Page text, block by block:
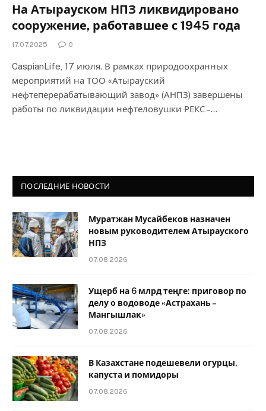
На Атырауском НПЗ ликвидировано
сооружение, работавшее с 1945 года
17.07.2025 0
CaspianLife, 17 июля. В рамках природоохранных
мероприятий на ТОО «Атырауский
нефтеперерабатывающий завод» (АНПЗ) завершены
работы по ликвидации нефтеловушки РЕКС –…
ПОСЛЕДНИЕ НОВОСТИ
Муратжан Мусайбеков назначен
новым руководителем Атырауского
НПЗ
07.08.2026
Ущерб на 6 млрд теңге: приговор по
делу о водоводе «Астрахань –
Мангышлак»
07.08.2026
В Казахстане подешевели огурцы,
капуста и помидоры
07.08.2026